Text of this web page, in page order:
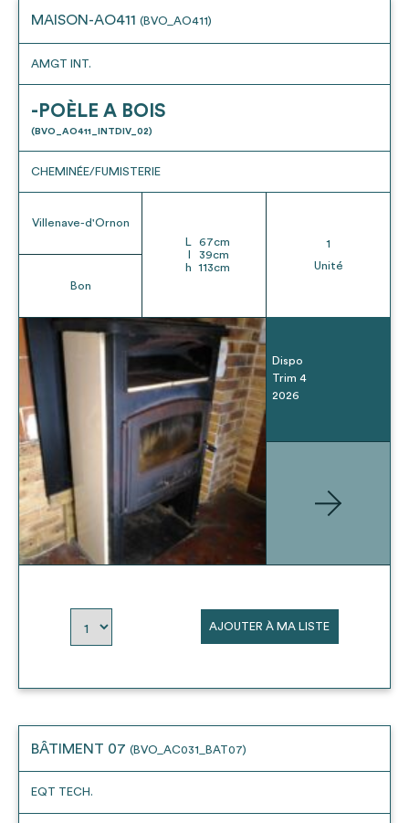
MAISON-AO411 (BVO_AO411)
AMGT INT.
-POÈLE A BOIS
(BVO_AO411_INTDIV_02)
CHEMINÉE/FUMISTERIE
Villenave-d'Ornon
Bon
L 67cm
39cm
h
113cm
1
Unité
Dispo
Trim 4
2026
AJOUTER À MA LISTE
BÂTIMENT 07 (BVO_AC031_BAT07)
EQT TECH.